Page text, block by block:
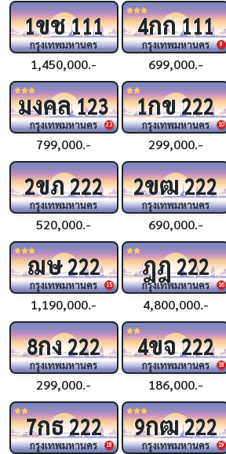
1ขช111
กรุงเทพมหานคร
1,450,000.-
9
4กก111
กรุงเทพมหานคร
699,000.-
23
มงคล123
กรุงเทพมหานคร
799,000.-
10
1กข222
กรุงเทพมหานคร
299,000.-
2ขภ222
กรุงเทพมหานคร
520,000.-
2ขฒ222
กรุงเทพมหานคร
690,000.-
15
ฌษ222
กรุงเทพมหานคร
1,190,000.-
16
ฎฎ222
กรุงเทพมหานคร
4,800,000.-
8กง222
กรุงเทพมหานคร
299,000.-
18
4ขจ222
กรุงเทพมหานคร
186,000.-
18
7กธ222
กรุงเทพมหานคร 19
9กฒ222
กรุงเทพมหานคร